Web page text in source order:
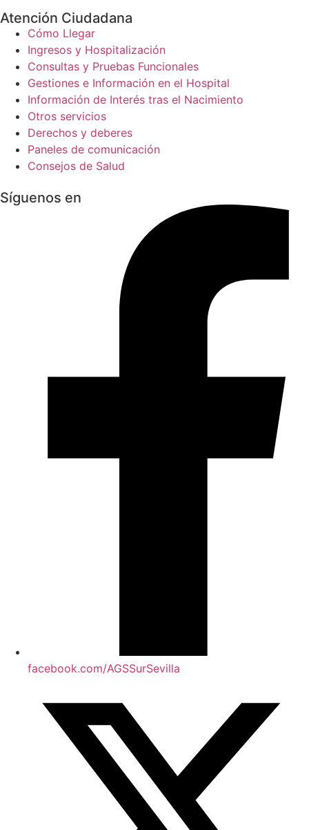
Atención Ciudadana
Cómo Llegar
Ingresos y Hospitalización
Consultas y Pruebas Funcionales
Gestiones e Información en el Hospital
Información de Interés tras el Nacimiento
Otros servicios
Derechos y deberes
Paneles de comunicación
Consejos de Salud
Síguenos en
facebook.com/AGSSurSevilla